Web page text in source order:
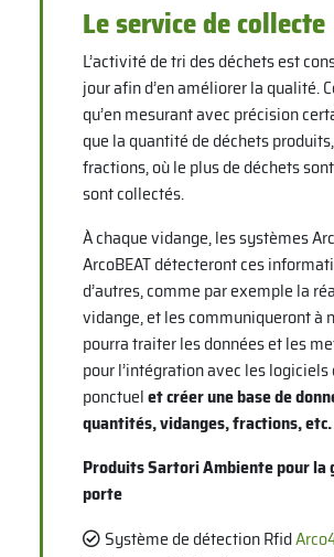
Le service de collecte
L’activité de tri des déchets est
jour afin d’en améliorer la qualité.
qu’en mesurant avec précision
que la quantité de déchets
fractions, où le plus de déchets
sont collectés.
À chaque vidange, les systèmes
ArcoBEAT détecteront ces
d’autres, comme par exemple la
vidange, et les communiqueront à
pourra traiter les données et les
pour l’intégration avec les
ponctuelet créer une base de
quantités, vidanges, fractions, etc.
Produits Sartori Ambiente pour la
porte
Système de détection Rfid